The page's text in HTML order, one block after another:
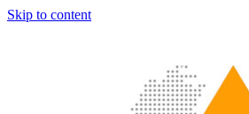
Skip to content